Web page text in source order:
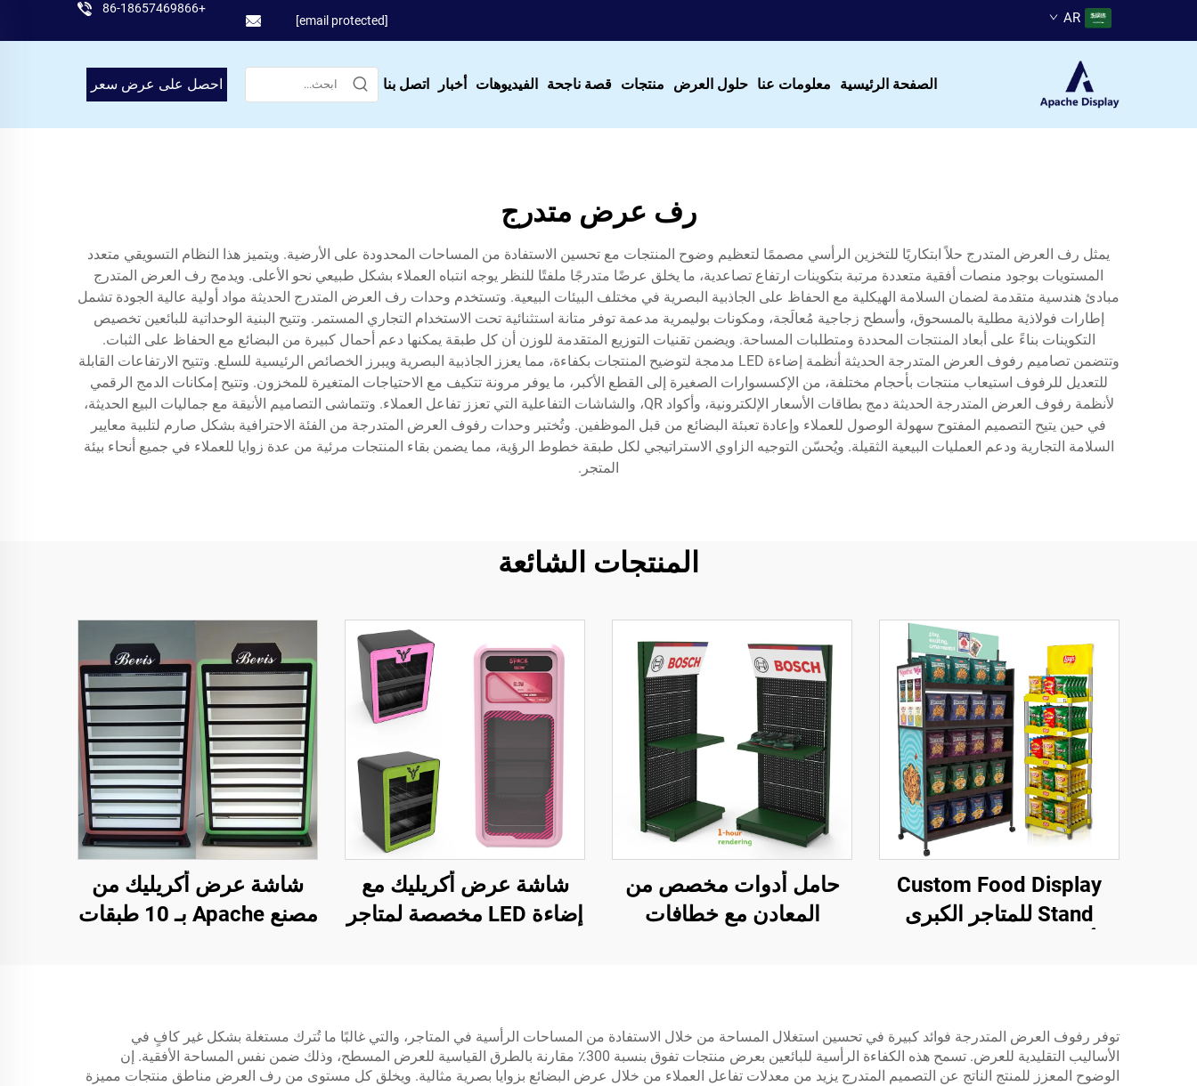
+86-18657469866
[email protected]
AR
الصفحة الرئيسية معلومات عنا حلول العرض منتجات قصة ناجحة الفيديوهات أخبار اتصل بنا احصل على عرض سعر
رف عرض متدرج
يمثل رف العرض المتدرج حلاً ابتكاريًا للتخزين الرأسي مصممًا لتعظيم وضوح المنتجات مع تحسين الاستفادة من المساحات المحدودة على الأرضية. ويتميز هذا النظام التسويقي متعدد
المستويات بوجود منصات أفقية متعددة مرتبة بتكوينات ارتفاع تصاعدية، ما يخلق عرضًا متدرجًا ملفتًا للنظر يوجه انتباه العملاء بشكل طبيعي نحو الأعلى. ويدمج رف العرض المتدرج
مبادئ هندسية متقدمة لضمان السلامة الهيكلية مع الحفاظ على الجاذبية البصرية في مختلف البيئات البيعية. وتستخدم وحدات رف العرض المتدرج الحديثة مواد أولية عالية الجودة تشمل
إطارات فولاذية مطلية بالمسحوق، وأسطح زجاجية مُعالَجة، ومكونات بوليمرية مدعمة توفر متانة استثنائية تحت الاستخدام التجاري المستمر. وتتيح البنية الوحداتية للبائعين تخصيص
التكوينات بناءً على أبعاد المنتجات المحددة ومتطلبات المساحة. ويضمن تقنيات التوزيع المتقدمة للوزن أن كل طبقة يمكنها دعم أحمال كبيرة من البضائع مع الحفاظ على الثبات.
وتتضمن تصاميم رفوف العرض المتدرجة الحديثة أنظمة إضاءة LED مدمجة لتوضيح المنتجات بكفاءة، مما يعزز الجاذبية البصرية ويبرز الخصائص الرئيسية للسلع. وتتيح الارتفاعات القابلة
للتعديل للرفوف استيعاب منتجات بأحجام مختلفة، من الإكسسوارات الصغيرة إلى القطع الأكبر، ما يوفر مرونة تتكيف مع الاحتياجات المتغيرة للمخزون. وتتيح إمكانات الدمج الرقمي
لأنظمة رفوف العرض المتدرجة الحديثة دمج بطاقات الأسعار الإلكترونية، وأكواد QR، والشاشات التفاعلية التي تعزز تفاعل العملاء. وتتماشى التصاميم الأنيقة مع جماليات البيع الحديثة،
في حين يتيح التصميم المفتوح سهولة الوصول للعملاء وإعادة تعبئة البضائع من قبل الموظفين. وتُختبر وحدات رفوف العرض المتدرجة من الفئة الاحترافية بشكل صارم لتلبية معايير
السلامة التجارية ودعم العمليات البيعية الثقيلة. ويُحسّن التوجيه الزاوي الاستراتيجي لكل طبقة خطوط الرؤية، مما يضمن بقاء المنتجات مرئية من عدة زوايا للعملاء في جميع أنحاء بيئة
المتجر.
المنتجات الشائعة
Custom Food Display
Stand للمتاجر الكبرى
حامل أدوات مخصص من
المعادن مع خطافات
شاشة عرض أكريليك مع
إضاءة LED مخصصة لمتاجر
شاشة عرض أكريليك من
مصنع Apache بـ 10 طبقات
توفر رفوف العرض المتدرجة فوائد كبيرة في تحسين استغلال المساحة من خلال الاستفادة من المساحات الرأسية في المتاجر، والتي غالبًا ما تُترك مستغلة بشكل غير كافٍ في
الأساليب التقليدية للعرض. تسمح هذه الكفاءة الرأسية للبائعين بعرض منتجات تفوق بنسبة 300٪ مقارنة بالطرق القياسية للعرض المسطح، وذلك ضمن نفس المساحة الأفقية. إن
الوضوح المعزز للمنتج الناتج عن التصميم المتدرج يزيد من معدلات تفاعل العملاء من خلال عرض البضائع بزوايا بصرية مثالية. ويخلق كل مستوى من رف العرض مناطق منتجات مميزة